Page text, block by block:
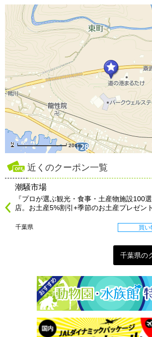
200m
近くのクーポン一覧
潮騒市場
『プロが選ぶ観光・食事・土産物施設100
店。お土産5%割引+季節のお土産プレゼン
千葉県 買
千葉県の